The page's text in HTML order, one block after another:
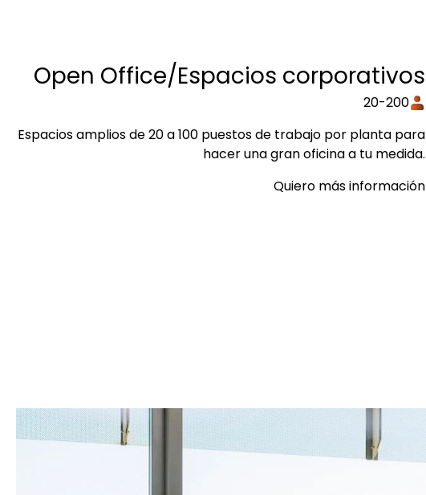
Open Office/Espacios corporativos
20-200
Espacios amplios de 20 a 100 puestos de trabajo por planta para
hacer una gran oficina a tu medida.
Quiero más información